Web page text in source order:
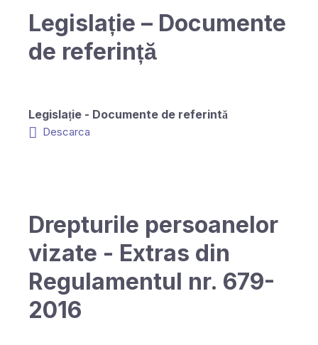
Legislație – Documente
de referință
Legislație - Documente de referintă
Descarca
Drepturile persoanelor
vizate - Extras din
Regulamentul nr. 679-
2016